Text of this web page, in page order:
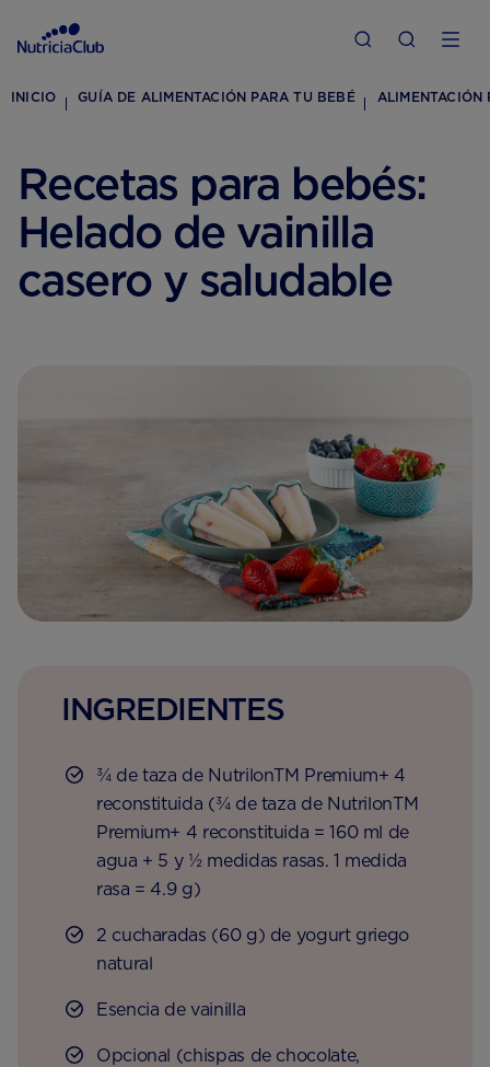
INICIO GUÍA DE ALIMENTACIÓN PARA TU BEBÉ ALIMENTACIÓN
Recetas para bebés:
Helado de vainilla
casero y saludable
INGREDIENTES
¾ de taza de NutrilonTM Premium+ 4
reconstituida (¾ de taza de NutrilonTM
Premium+ 4 reconstituida = 160 ml de
agua + 5 y ½ medidas rasas. 1 medida
rasa = 4.9 g)
2 cucharadas (60 g) de yogurt griego
natural
Esencia de vainilla
Opcional (chispas de chocolate,